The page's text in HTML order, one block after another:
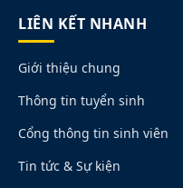
LIÊN KẾT NHANH
Giới thiệu chung
Thông tin tuyển sinh
Cổng thông tin sinh viên
Tin tức & Sự kiện